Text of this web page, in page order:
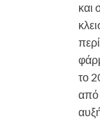
και
το
από